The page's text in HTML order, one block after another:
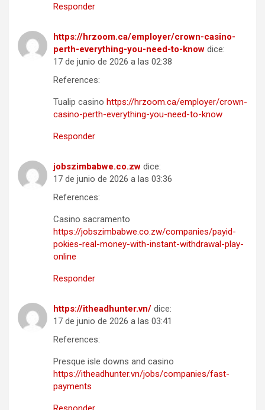
Responder
https://hrzoom.ca/employer/crown-casino-
perth-everything-you-need-to-know dice:
17 de junio de 2026 a las 02:38
References:
Tualip casino https://hrzoom.ca/employer/crown-
casino-perth-everything-you-need-to-know
Responder
jobszimbabwe.co.zw dice:
17 de junio de 2026 a las 03:36
References:
Casino sacramento
https://jobszimbabwe.co.zw/companies/payid-
pokies-real-money-with-instant-withdrawal-play-
online
Responder
https://itheadhunter.vn/ dice:
17 de junio de 2026 a las 03:41
References:
Presque isle downs and casino
https://itheadhunter.vn/jobs/companies/fast-
payments